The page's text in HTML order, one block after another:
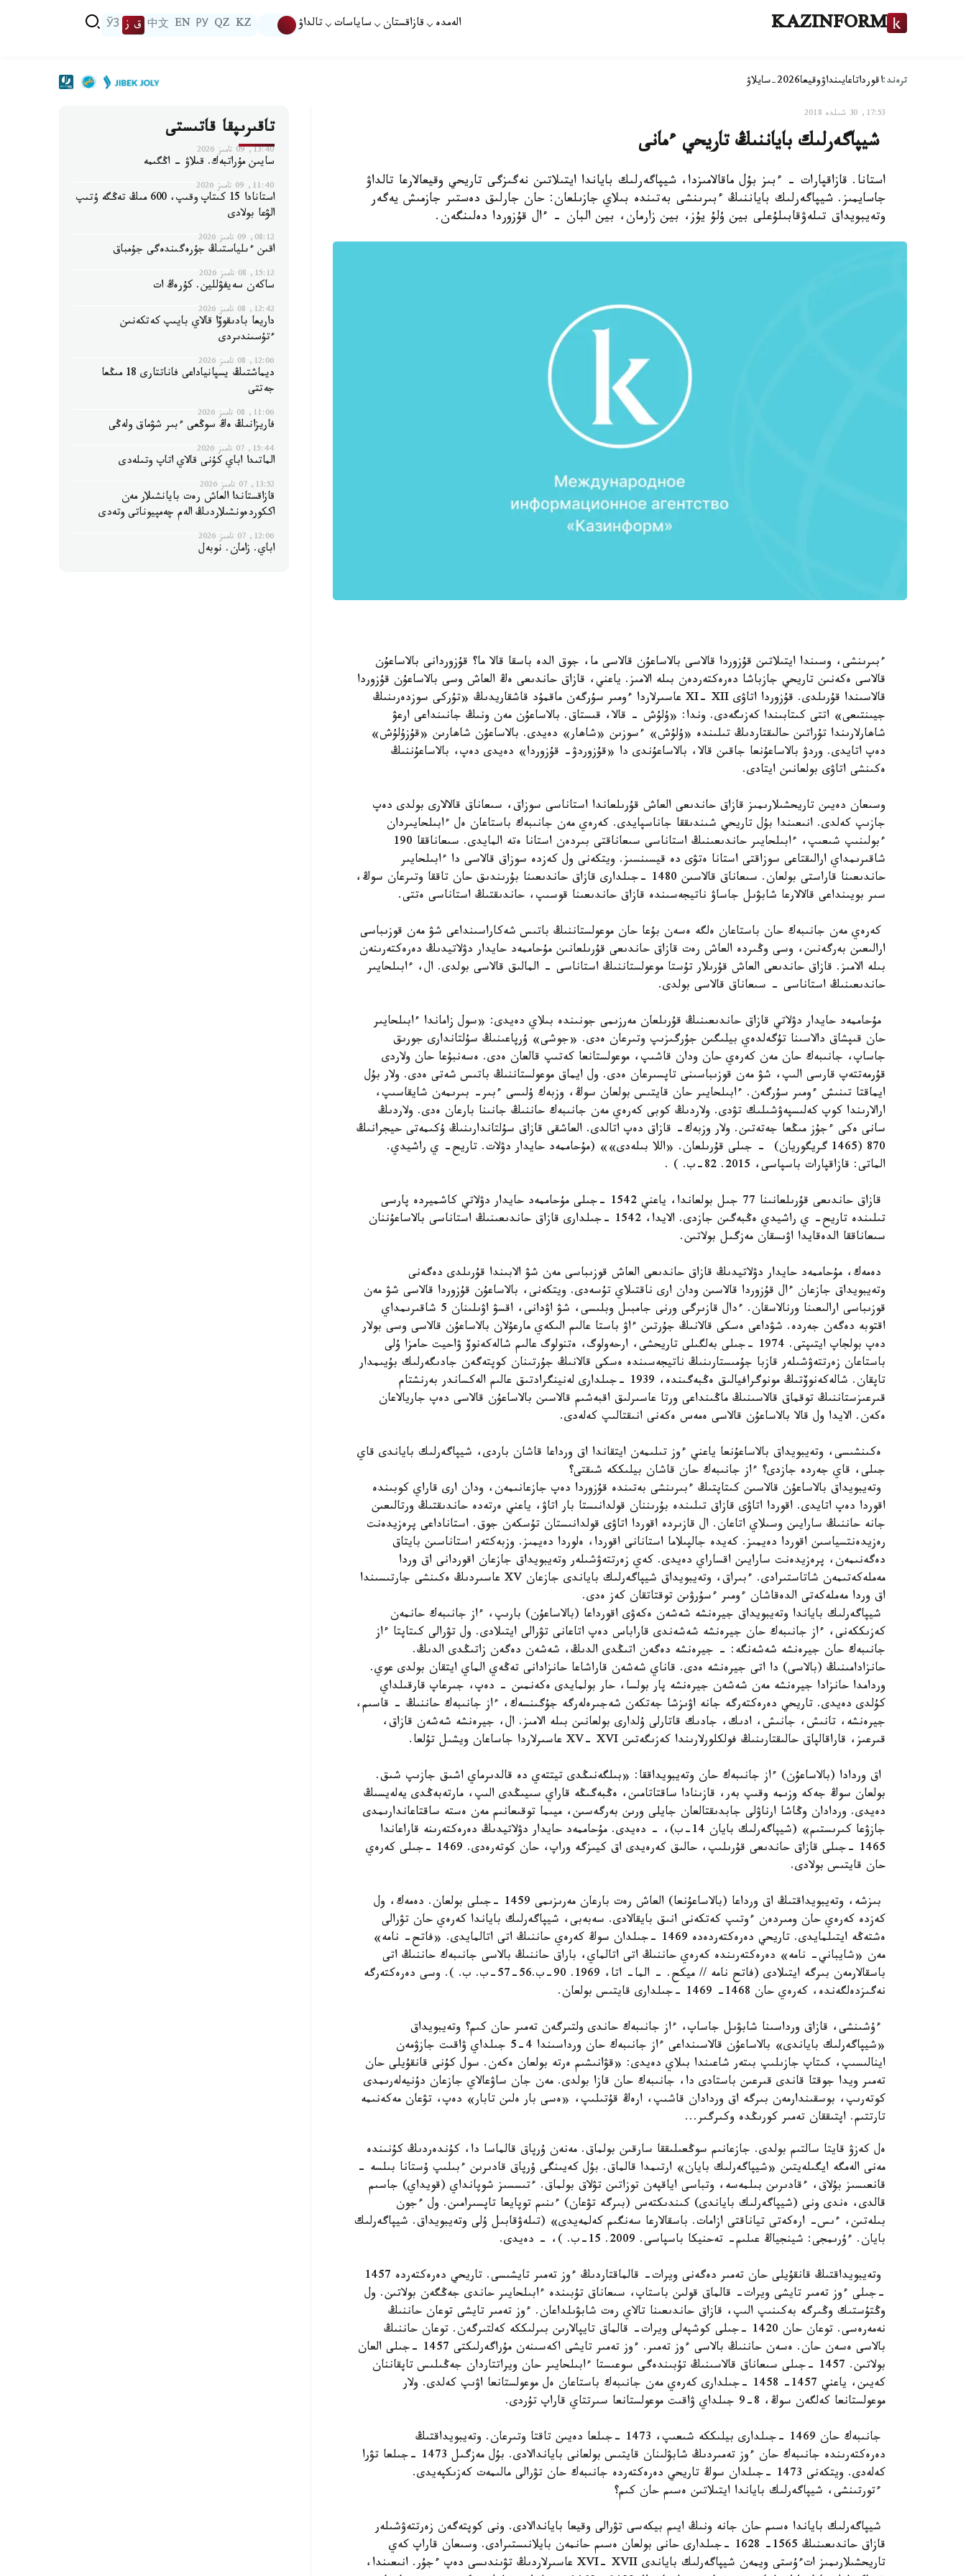
KAZINFORM الەمدە قازاقستان ساياسات تالداۋ KZ
QZ
РУ
EN
中文 ق ز ЎЗ
ترەند:اقورداتاعايىنداۋوقيعا2026-سايلاۋ
17:53, 30 شىلدە 2018
​ شيپاگەرلىك باياننىڭ تاريحي ءمانى
استانا. قازاقپارات - ءبىز بۇل ماقالامىزدا، شيپاگەرلىك باياندا ايتىلاتىن نەگىزگى تاريحي وقيعالارعا تالداۋ
جاسايمىز. شيپاگەرلىك باياننىڭ ءبىرىنشى بەتىندە بىلاي جازىلعان: حان جارلىق دەستىر جازمىش يەگەر
وتەيبويداق تىلەۋقابىلۇعلى بين ۇلۇ يۇز، بين زارمان، بين البان - ءال قۇزوردا دەلىنگەن.
ءبىرىنشى، وسىندا ايتىلاتىن قۇزوردا قالاسى بالاساعۇن قالاسى ما، جوق الدە باسقا قالا ما؟ قۇزوردانى بالاساعۇن
قالاسى ەكەنىن تاريحي جازباشا دەرەكتەردەن بىلە الامىز. ياعني، قازاق حاندىعى ەڭ العاش وسى بالاساعۇن قۇزوردا
قالاسىندا قۇرىلدى. قۇزوردا اتاۋى XI- XII عاسىرلاردا ءومىر سۇرگەن ماقمۇد قاشقاريدىڭ «تۇركى سوزدەرىنىڭ
جيىنتىعى» اتتى كىتابىندا كەزىگەدى. وندا: «ۇلۇش - قالا، قىستاق. بالاساعۇن مەن ونىڭ جانىنداعى ارعۋ
شاھارلارىندا تۇراتىن حالىقتاردىڭ تىلىندە «ۇلۇش» ءسوزىن «شاھار» دەيدى. بالاساعۇن شاھارىن «قۇزۇلۇش»
دەپ اتايدى. وردۋ بالاساعۇنعا جاقىن قالا، بالاساعۇندى دا «قۇزوردۋ- قۇزوردا» دەيدى دەپ، بالاساعۇننىڭ
ەكىنشى اتاۋى بولعانىن ايتادى.
وسىعان دەيىن تاريحشىلارىمىز قازاق حاندىعى العاش قۇرىلعاندا استاناسى سوزاق، سىعاناق قالالارى بولدى دەپ
جازىپ كەلدى. انىعىندا بۇل تاريحي شىندىققا جاناسپايدى. كەرەي مەن جانىبەك باستاعان ەل ءابىلحايىردان
ءبولىنىپ شىعىپ، ءابىلحايىر حاندىعىنىڭ استاناسى سىعاناقتى بىردەن استانا ەتە المايدى. سىعاناققا 190
شاقىرىمداي ارالىقتاعى سوزاقتى استانا ەتۋى دە قيسىنسىز. ويتكەنى ول كەزدە سوزاق قالاسى دا ءابىلحايىر
حاندىعىنا قاراستى بولعان. سىعاناق قالاسىن 1480 -جىلدارى قازاق حاندىعىنا بۇرىندىق حان تاققا وتىرعان سوڭ،
سىر بويىنداعى قالالارعا شابۋىل جاساۋ ناتيجەسىندە قازاق حاندىعىنا قوسىپ، حاندىقتىڭ استاناسى ەتتى.
كەرەي مەن جانىبەك حان باستاعان ەلگە ەسەن بۇعا حان موعولستاننىڭ باتىس شەكاراسىنداعى شۋ مەن قوزىباسى
ارالىعىن بەرگەنىن، وسى وڭىردە العاش رەت قازاق حاندىعى قۇرىلعانىن مۇحاممەد حايدار دۋلاتيدىڭ دەرەكتەرىنەن
بىلە الامىز. قازاق حاندىعى العاش قۇرىلار تۇستا موعولستاننىڭ استاناسى - المالىق قالاسى بولدى. ال، ءابىلحايىر
حاندىعىنىڭ استاناسى - سىعاناق قالاسى بولدى.
مۇحاممەد حايدار دۋلاتي قازاق حاندىعىنىڭ قۇرىلعان مەرزىمى جونىندە بىلاي دەيدى: «سول زاماندا ءابىلحايىر
حان قىپشاق دالاسىنا تۇگەلدەي بيلىگىن جۇرگىزىپ وتىرعان ەدى. «جوشى» ۇرپاعىنىڭ سۇلتاندارى جورىق
جاساپ، جانىبەك حان مەن كەرەي حان ودان قاشىپ، موعولستانعا كەتىپ قالعان ەدى. ەسەنبۇعا حان ولاردى
قۇرمەتتەپ قارسى الىپ، شۋ مەن قوزىباسىنى تاپسىرعان ەدى. ول ايماق موعولستاننىڭ باتىس شەتى ەدى. ولار بۇل
ايماقتا تىنىش ءومىر سۇرگەن. ءابىلحايىر حان قايتىس بولعان سوڭ، وزبەك ۇلىسى ءبىر- بىرىمەن شايقاسىپ،
ارالارىندا كوپ كەلىسپەۋشىلىك تۋدى. ولاردىڭ كوبى كەرەي مەن جانىبەك حاننىڭ جانىنا بارعان ەدى. ولاردىڭ
سانى ەكى ءجۇز مىڭعا جەتەتىن. ولار وزبەك- قازاق دەپ اتالدى. العاشقى قازاق سۇلتاندارىنىڭ ۇكىمەتى حيجرانىڭ
870 (1465 گريگوريان) - جىلى قۇرىلعان. «اللا بىلەدى»» (مۇحاممەد حايدار دۋلات. تاريح- ي راشيدي.
الماتى: قازاقپارات باسپاسى، 2015. 82-ب. ) .
قازاق حاندىعى قۇرىلعانىنا 77 جىل بولعاندا، ياعني 1542 -جىلى مۇحاممەد حايدار دۋلاتي كاشميردە پارسى
تىلىندە تاريح- ي راشيدي ەڭبەگىن جازدى. الايدا، 1542 -جىلدارى قازاق حاندىعىنىڭ استاناسى بالاساعۇننان
سىعاناققا الدەقايدا اۋىسقان مەزگىل بولاتىن.
دەمەك، مۇحاممەد حايدار دۋلاتيدىڭ قازاق حاندىعى العاش قوزىباسى مەن شۋ الابىندا قۇرىلدى دەگەنى
وتەيبويداق جازعان ءال قۇزوردا قالاسىن ودان ارى ناقتىلاي تۇسەدى. ويتكەنى، بالاساعۇن قۇزوردا قالاسى شۋ مەن
قوزىباسى ارالىعىنا ورنالاسقان. ءدال قازىرگى ورنى جامبىل وبلىسى، شۋ اۋدانى، اقسۋ اۋىلىنان 5 شاقىرىمداي
اقتوبە دەگەن جەردە. شۋداعى ەسكى قالانىڭ جۇرتىن ءاۋ باستا عالىم الىكەي مارعۇلان بالاساعۇن قالاسى وسى بولار
دەپ بولجاپ ايتىپتى. 1974 -جىلى بەلگىلى تاريحشى، ارحەولوگ، ەتنولوگ عالىم شالەكەنوۆ ۋاحيت حامزا ۇلى
باستاعان زەرتتەۋشىلەر قازبا جۇمىستارىنىڭ ناتيجەسىندە ەسكى قالانىڭ جۇرتىنان كوپتەگەن جادىگەرلىك بۇيىمدار
تاپقان. شالەكەنوۆتىڭ مونوگرافيالىق ەڭبەگىندە، 1939 -جىلدارى لەنينگرادتىق عالىم الەكساندر بەرنشتام
قىرعىزستاننىڭ توقماق قالاسىنىڭ ماڭىنداعى ورتا عاسىرلىق اقبەشىم قالاسىن بالاساعۇن قالاسى دەپ جاريالاعان
ەكەن. الايدا ول قالا بالاساعۇن قالاسى ەمەس ەكەنى انىقتالىپ كەلەدى.
ەكىنشىسى، وتەيبويداق بالاساعۇنعا ياعني ءوز تىلىمەن ايتقاندا اق ورداعا قاشان باردى، شيپاگەرلىك باياندى قاي
جىلى، قاي جەردە جازدى؟ ءاز جانىبەك حان قاشان بيلىككە شىقتى؟
وتەيبويداق بالاساعۇن قالاسىن كىتاپتىڭ ءبىرىنشى بەتىندە قۇزوردا دەپ جازعانىمەن، ودان ارى قاراي كوبىندە
اقوردا دەپ اتايدى. اقوردا اتاۋى قازاق تىلىندە بۇرىننان قولدانىستا بار اتاۋ، ياعني ەرتەدە حاندىقتىڭ ورتالىعىن
جانە حاننىڭ سارايىن وسىلاي اتاعان. ال قازىردە اقوردا اتاۋى قولدانىستان تۇسكەن جوق. استاناداعى پرەزيدەنت
رەزيدەنتسياسىن اقوردا دەيمىز. كەيدە جالپىلاما استانانى اقوردا، ەلوردا دەيمىز. وزبەكتەر استاناسىن بايتاق
دەگەنىمەن، پرەزيدەنت سارايىن اقساراي دەيدى. كەي زەرتتەۋشىلەر وتەيبويداق جازعان اقوردانى اق وردا
مەملەكەتىمەن شاتاستىرادى. ءبىراق، وتەيبويداق شيپاگەرلىك باياندى جازعان XV عاسىردىڭ ەكىنشى جارتىسىندا
اق وردا مەملەكەتى الدەقاشان ءومىر ءسۇرۋىن توقتاتقان كەز ەدى.
شيپاگەرلىك باياندا وتەيبويداق جيرەنشە شەشەن ەكەۋى اقورداعا (بالاساعۇن) بارىپ، ءاز جانىبەك حانمەن
كەزىككەنى، ءاز جانىبەك حان جيرەنشە شەشەندى قاراباس دەپ اتاعانى تۋرالى ايتىلادى. ول تۋرالى كىتاپتا ءاز
جانىبەك حان جيرەنشە شەشەنگە: - جيرەنشە دەگەن اتىڭدى الدىڭ، شەشەن دەگەن زاتىڭدى الدىڭ.
حانزادامىنىڭ (بالاسى) دا اتى جيرەنشە ەدى. قاناي شەشەن قاراشاعا حانزادانى تەڭەي الماي ايتقان بولدى عوي.
وردامدا حانزادا جيرەنشە مەن شەشەن جيرەنشە پار بولسا، حار بولمايدى ەكەنمىن - دەپ، جىرعاپ قارقىلداي
كۇلدى دەيدى. تاريحي دەرەكتەرگە جانە اۋىزشا جەتكەن شەجىرەلەرگە جۇگىنسەك، ءاز جانىبەك حاننىڭ - قاسىم،
جيرەنشە، تانىش، جانىش، ادىك، جادىك قاتارلى ۇلدارى بولعانىن بىلە الامىز. ال، جيرەنشە شەشەن قازاق،
قىرعىز، قاراقالپاق حالىقتارىنىڭ فولكلورلارىندا كەزىگەتىن XV- XVI عاسىرلاردا جاساعان ويشىل تۇلعا.
اق وردادا (بالاساعۇن) ءاز جانىبەك حان وتەيبويداققا: «بىلگەنىڭدى تيتتەي دە قالدىرماي اشىق جازىپ شىق.
بولعان سوڭ جەكە وزىمە وقىپ بەر، قازىنادا ساقتاتامىن، ەڭبەگىڭە قاراي سىيىڭدى الىپ، مارتەبەڭدى يەلەيسىڭ
دەيدى. وردادان وڭاشا ارناۋلى جابدىقتالعان جايلى ورىن بەرگەسىن، ميىما توقىعانىم مەن ەستە ساقتاعاندارىمدى
جازۋعا كىرىستىم» (شيپاگەرلىك بايان 14-ب)، - دەيدى. مۇحاممەد حايدار دۋلاتيدىڭ دەرەكتەرىنە قاراعاندا
1465 -جىلى قازاق حاندىعى قۇرىلىپ، حالىق كەرەيدى اق كيىزگە وراپ، حان كوتەرەدى. 1469 -جىلى كەرەي
حان قايتىس بولادى.
بىزشە، وتەيبويداقتىڭ اق ورداعا (بالاساعۇنعا) العاش رەت بارعان مەرىزىمى 1459 -جىلى بولعان. دەمەك، ول
كەزدە كەرەي حان ومىردەن ءوتىپ كەتكەنى انىق بايقالادى. سەبەبى، شيپاگەرلىك باياندا كەرەي حان تۋرالى
ەشتەڭە ايتىلمايدى. تاريحي دەرەكتەردەدە 1469 -جىلدان سوڭ كەرەي حاننىڭ اتى اتالمايدى. «فاتح- نامە»
مەن «شايباني- نامە» دەرەكتەرىندە كەرەي حاننىڭ اتى اتالماي، باراق حاننىڭ بالاسى جانىبەك حاننىڭ اتى
باسقالارمەن بىرگە ايتىلادى (فاتح نامە // ميكح. - الما- اتا، 1969. 90-ب.56-57-ب. ب. ). وسى دەرەكتەرگە
نەگىزدەلگەندە، كەرەي حان 1468- 1469 -جىلدارى قايتىس بولعان.
ءۇشىنشى، قازاق ورداسىنا شابۋىل جاساپ، ءاز جانىبەك حاندى ولتىرگەن تەمىر حان كىم؟ وتەيبويداق
«شيپاگەرلىك باياندى» بالاساعۇن قالاسىنداعى ءاز جانىبەك حان ورداسىندا 4-5 جىلداي ۋاقىت جازۋمەن
اينالىسىپ، كىتاپ جازىلىپ بىتەر شاعىندا بىلاي دەيدى: «قۋانىشىم ەرتە بولعان ەكەن. سول كۇنى قانقۇيلى حان
تەمىر ويدا جوقتا قاندى قىرعىن باستادى دا، جانىبەك حان قازا بولدى. مەن جان ساۋعالاي جازعان دۇنيەلەرىمدى
كوتەرىپ، بوسقىندارمەن بىرگە اق وردادان قاشىپ، ارەڭ قۇتىلىپ، «ەسى بار ەلىن تابار» دەپ، تۋعان مەكەنىمە
تارتتىم. اپتىققان تەمىر كورىڭدە وكىرگىر...
ەل كەزۋ قايتا سالتىم بولدى. جازعانىم سوڭعىلىققا سارقىن بولماق. مەنەن ۇرپاق قالماسا دا، كۇندەردىڭ كۇنىندە
مەنى الەمگە ايگىلەيتىن «شيپاگەرلىك بايان» ارتىمدا قالماق. بۇل كەيىنگى ۇرپاق قادىرىن ءبىلىپ ۇستانا بىلسە -
قانعىسىز بۇلاق، ءقادىرىن بىلمەسە، وتباسى اياقپەن توزاتىن تۋلاق بولماق. ءتىسسىز شوپانداي (قويداي) جاسىم
قالدى، ەندى ونى (شيپاگەرلىك باياندى) كىندىكتەس (بىرگە تۋعان) ءىنىم توپايعا تاپسىرامىن. ول ءجون
بىلەتىن، ءىس- ارەكەتى تياناقتى ازامات. باسقالارعا سەنگىم كەلمەيدى» (تىلەۋقابىل ۇلى وتەيبويداق. شيپاگەرلىك
بايان. ءۇرىمجى: شينجياڭ عىلىم- تەحنيكا باسپاسى. 2009. 15-ب. )، - دەيدى.
وتەيبويداقتىڭ قانقۇيلى حان تەمىر دەگەنى ويرات- قالماقتاردىڭ ءوز تەمىر تايشىسى. تاريحي دەرەكتەردە 1457
-جىلى ءوز تەمىر تايشى ويرات- قالماق قولىن باستاپ، سىعاناق تۇبىندە ءابىلحايىر حاندى جەڭگەن بولاتىن. ول
وڭتۇستىك وڭىرگە بەكىنىپ الىپ، قازاق حاندىعىنا تالاي رەت شابۋىلداعان. ءوز تەمىر تايشى توعان حاننىڭ
نەمەرەسى. توعان حان 1420 -جىلى كوشپەلى ويرات- قالماق تايپالارىن بىرلىككە كەلتىرگەن. توعان حاننىڭ
بالاسى ەسەن حان. ەسەن حاننىڭ بالاسى ءوز تەمىر. ءوز تەمىر تايشى اكەسىنەن مۇراگەرلىكتى 1457 -جىلى العان
بولاتىن. 1457 -جىلى سىعاناق قالاسىنىڭ تۇبىندەگى سوعىستا ءابىلحايىر حان ويراتتاردان جەڭىلىس تاپقاننان
كەيىن، ياعني 1457- 1458 -جىلدارى كەرەي مەن جانىبەك باستاعان ەل موعولستانعا اۋىپ كەلدى. ولار
موعولستانعا كەلگەن سوڭ، 8-9 جىلداي ۋاقىت موعولستانعا سىرتتاي قاراپ تۇردى.
جانىبەك حان 1469 -جىلدارى بيلىككە شىعىپ، 1473 -جىلعا دەيىن تاقتا وتىرعان. وتەيبويداقتىڭ
دەرەكتەرىندە جانىبەك حان ءوز تەمىردىڭ شابۋلىنان قايتىس بولعانى باياندالادى. بۇل مەزگىل 1473 -جىلعا تۋرا
كەلەدى. ويتكەنى 1473 -جىلدان سوڭ تاريحي دەرەكتەردە جانىبەك حان تۋرالى مالىمەت كەزىكپەيدى.
ءتورتىنشى، شيپاگەرلىك باياندا ايتىلاتىن ەسىم حان كىم؟
شيپاگەرلىك باياندا ەسىم حان جانە ونىڭ ايىم بيكەسى تۋرالى وقيعا باياندالادى. ونى كوپتەگەن زەرتتەۋشىلەر
قازاق حاندىعىنىڭ 1565- 1628 -جىلدارى حانى بولعان ەسىم حانمەن بايلانىستىرادى. وسىعان قاراپ كەي
تاريحشىلارىمىز اتءۇستى ويمەن شيپاگەرلىك باياندى XVI- XVII عاسىرلاردىڭ تۋىندىسى دەپ ءجۇر. انىعىندا،
تاقىرىپقا قاتىستى
13:40, 09 تامىز 2026
سايىن مۇراتبەك. قىلاۋ - اڭگىمە
11:40, 09 تامىز 2026
استانادا 15 كىتاپ وقىپ، 600 مىڭ تەڭگە ۇتىپ
الۋعا بولادى
08:12, 09 تامىز 2026
اقىن ءىلياستىڭ جۇرەگىندەگى جۇمباق
15:12, 08 تامىز 2026
ساكەن سەيفۋللين. كۇرەڭ ات
12:42, 08 تامىز 2026
داريعا بادىقوۆا قالاي بايىپ كەتكەنىن
ءتۇسىندىردى
12:06, 08 تامىز 2026
ديماشتىڭ يسپانياداعى فاناتتارى 18 مىڭعا
جەتتى
11:06, 08 تامىز 2026
فاريزانىڭ ەڭ سوڭعى ءبىر شۋماق ولەڭى
15:44, 07 تامىز 2026
الماتىدا اباي كۇنى قالاي اتاپ وتىلەدى
13:52, 07 تامىز 2026
قازاقستاندا العاش رەت بايانشىلار مەن
اككوردەونشىلاردىڭ الەم چەمپيوناتى وتەدى
12:06, 07 تامىز 2026
اباي. زامان. نوبەل